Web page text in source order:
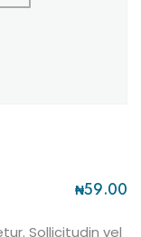
₦59.00
Sollicitudin vel